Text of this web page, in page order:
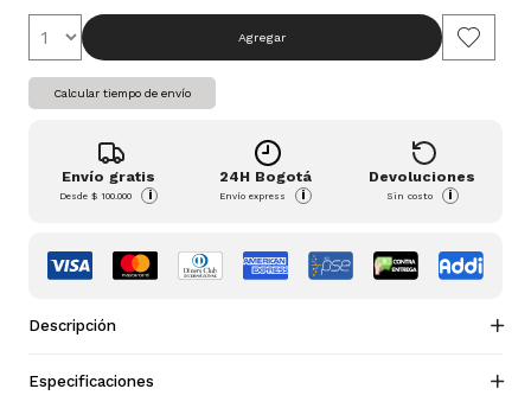
Agregar
Calcular tiempo de envío
Envío gratis
Desde$ 100.000 i
24H Bogotá
Envío express i
Devoluciones
Sin costo i
Descripción
Especificaciones